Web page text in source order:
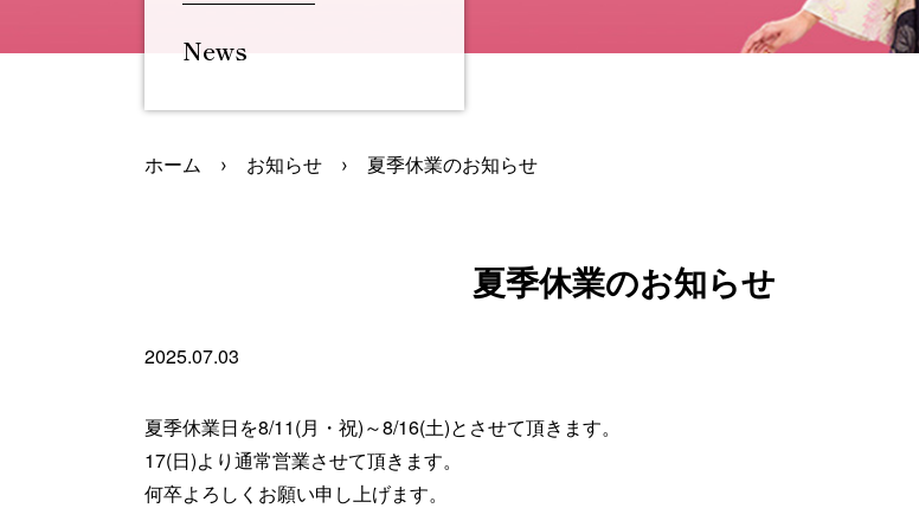
News
ホーム › お知らせ › 夏季休業のお知らせ
夏季休業のお知らせ
2025.07.03
夏季休業日を8/11(月・祝)～8/16(土)とさせて頂きます。
17(日)より通常営業させて頂きます。
何卒よろしくお願い申し上げます。